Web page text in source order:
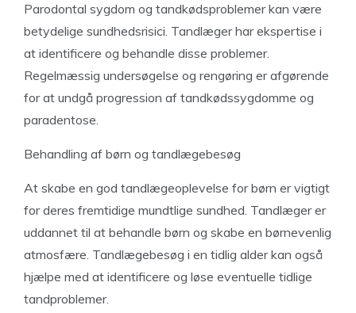
Parodontal sygdom og tandkødsproblemer kan være
betydelige sundhedsrisici. Tandlæger har ekspertise i
at identificere og behandle disse problemer.
Regelmæssig undersøgelse og rengøring er afgørende
for at undgå progression af tandkødssygdomme og
paradentose.
Behandling af børn og tandlægebesøg
At skabe en god tandlægeoplevelse for børn er vigtigt
for deres fremtidige mundtlige sundhed. Tandlæger er
uddannet til at behandle børn og skabe en børnevenlig
atmosfære. Tandlægebesøg i en tidlig alder kan også
hjælpe med at identificere og løse eventuelle tidlige
tandproblemer.